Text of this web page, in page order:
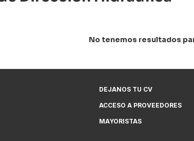
No tenemos resultados
DEJANOS TU CV
ACCESO A PROVEEDORES
MAYORISTAS